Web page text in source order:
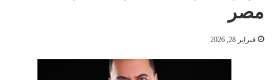
مصر
فبراير 28, 2026